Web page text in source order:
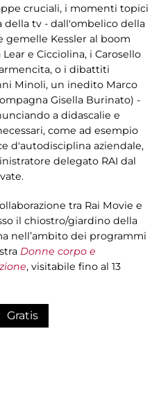
cruciali, i momenti topici
della tv - dall'ombelico della
gemelle Kessler al boom
e Cicciolina, i Carosello
o i dibattiti
Minoli, un inedito Marco
Gisella Burinato) -
a didascalie e
come ad esempio
d'autodisciplina aziendale,
delegato RAI dal
tra Rai Movie e
il chiostro/giardino della
nell’ambito dei programmi
Donne corpo e
, visitabile fino al 13
Gratis